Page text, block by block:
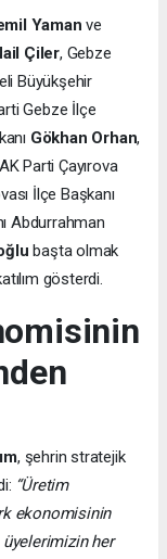
Yaman ve
Çiler, Gebze
Büyükşehir
Gebze İlçe
Gökhan Orhan,
Parti Çayırova
İlçe Başkanı
Abdurrahman
başta olmak
gösterdi.
, şehrin stratejik
“Üretim
ekonomisinin
her